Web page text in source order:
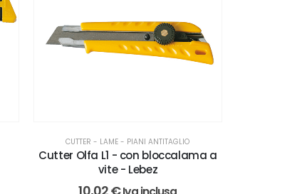
CUTTER - LAME - PIANI ANTITAGLIO
Cutter Olfa L1 - con bloccalama a
vite - Lebez